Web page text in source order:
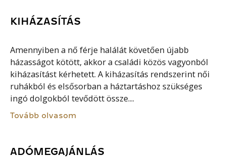
KIHÁZASÍTÁS
Amennyiben a nő férje halálát követően újabb
házasságot kötött, akkor a családi közös vagyonból
kiházasítást kérhetett. A kiházasítás rendszerint női
ruhákból és elsősorban a háztartáshoz szükséges
ingó dolgokból tevődött össze....
Tovább olvasom
ADÓMEGAJÁNLÁS